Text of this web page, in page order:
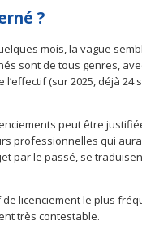
?
mois, la vague
sont de tous genres,
l’effectif (sur 2025, déjà
peut être
professionnelles qui
par le passé, se
licenciement le plus
très contestable.